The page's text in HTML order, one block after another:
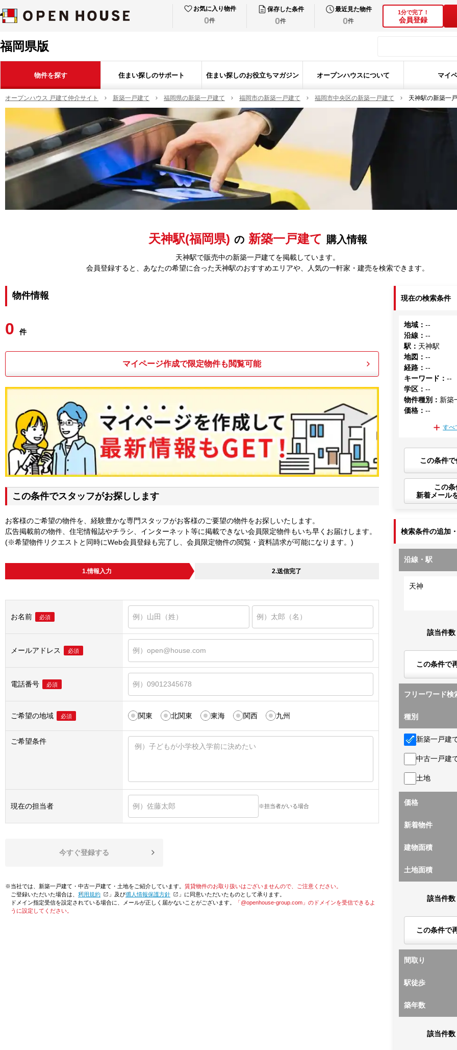
お気に入り物件
0件
保存した条件
0件
最近見た物件
0件
1分で完了！
会員登録
福岡県版
物件を探す 住まい探しのサポート 住まい探しのお役立ちマガジン オープンハウスについて マイ
オープンハウス 戸建て仲介サイト 新築一戸建て 福岡県の新築一戸建て 福岡市の新築一戸建て 福岡市中央区の新築一戸建て 天神駅の新築一
天神駅(福岡県) の 新築一戸建て 購入情報
天神駅で販売中の新築一戸建てを掲載しています。
会員登録すると、あなたの希望に合った天神駅のおすすめエリアや、人気の一軒家・建売を検索できます。
物件情報
0 件
マイページ作成で限定物件も閲覧可能
この条件でスタッフがお探しします
お客様のご希望の物件を、経験豊かな専門スタッフがお客様のご要望の物件をお探しいたします。
広告掲載前の物件、住宅情報誌やチラシ、インターネット等に掲載できない会員限定物件もいち早くお届けします。
(※希望物件リクエストと同時にWeb会員登録も完了し、会員限定物件の閲覧・資料請求が可能になります。)
1.情報入力 2.送信完了
お名前 必須
メールアドレス 必須
電話番号 必須
ご希望の地域 必須 関東 北関東 東海 関西 九州
ご希望条件
現在の担当者 ※担当者がいる場合
今すぐ登録する
※当社では、新築一戸建て・中古一戸建て・土地をご紹介しています。 賃貸物件のお取り扱いはございませんので、ご注意ください。
ご登録いただいた場合は、「利用規約 」及び「個人情報保護方針
」に同意いただいたものとして承ります。
ドメイン指定受信を設定されている場合に、メールが正しく届かないことがございます。
「@openhouse-group.com」のドメインを受信できるよ
うに設定してください。
現在の検索条件
地域 ：--
沿線 ：--
駅 ： 天神駅
地図 ：--
経路 ：--
キーワード ：--
学区 ：--
物件種別 ： 新築
価格 ：--
すべ
この条件
この
新着メール
検索条件の追加
沿線・駅
天神
該当件数
この条件で
フリーワード検
種別
新築一戸建
中古一戸建
土地
価格
新着物件
建物面積
土地面積
該当件数
この条件で
間取り
駅徒歩
築年数
該当件数